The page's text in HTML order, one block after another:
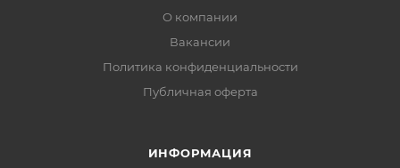
О компании
Вакансии
Политика конфиденциальности
Публичная оферта
ИНФОРМАЦИЯ